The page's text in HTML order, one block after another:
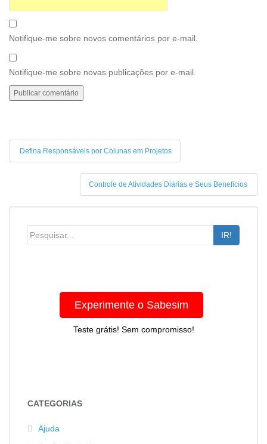
Notifique-me sobre novos comentários por e-mail.
Notifique-me sobre novas publicações por e-mail.
Defina Responsáveis por Colunas em Projetos
Controle de Atividades Diárias e Seus Benefícios
IR!
Experimente o Sabesim
Teste grátis! Sem compromisso!
CATEGORIAS
Ajuda